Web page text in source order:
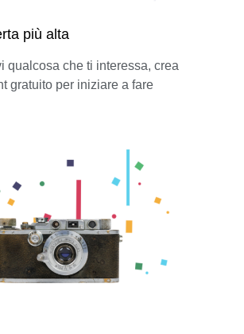
più alta
qualcosa che ti interessa, crea
gratuito per iniziare a fare